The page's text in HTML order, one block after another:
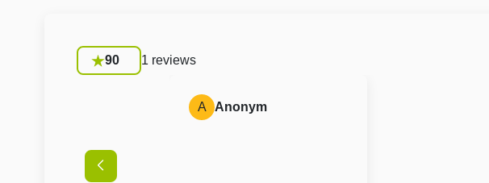
90 1 reviews
A Anonym